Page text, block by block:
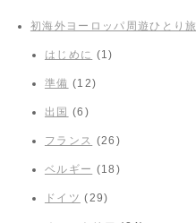
初海外ヨーロッパ周遊ひとり旅
はじめに (1)
準備 (12)
出国 (6)
フランス (26)
ベルギー (18)
ドイツ (29)